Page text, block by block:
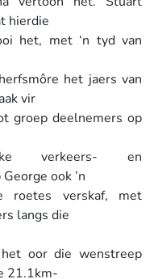
hierdie
het, met ‘n tyd van
het jaers van
vir
groep deelnemers op
verkeers- en
ook ’n
roetes verskaf, met
langs die
oor die wenstreep
21.1km-